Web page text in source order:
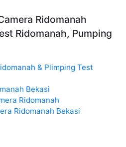
Ridomanah
Ridomanah, Pumping
& Plimping Test
Bekasi
Ridomanah
Ridomanah Bekasi